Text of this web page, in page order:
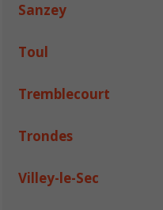
Sanzey
Toul
Tremblecourt
Trondes
Villey-le-Sec